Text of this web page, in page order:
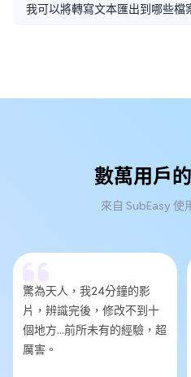
我可以將轉寫文本匯出到哪些檔
數萬用戶
來自 SubEasy 使
驚為天人，我24分鐘的影
片，辨識完後，修改不到十
個地方...前所未有的經驗，超
厲害。